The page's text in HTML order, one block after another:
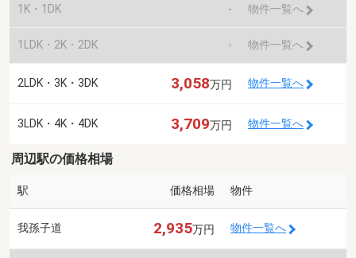
1K・1DK - 物件一覧へ
1LDK・2K・2DK - 物件一覧へ
2LDK・3K・3DK 3,058万円 物件一覧へ
3LDK・4K・4DK 3,709万円 物件一覧へ
周辺駅の価格相場
駅 価格相場 物件
我孫子道 2,935万円 物件一覧へ